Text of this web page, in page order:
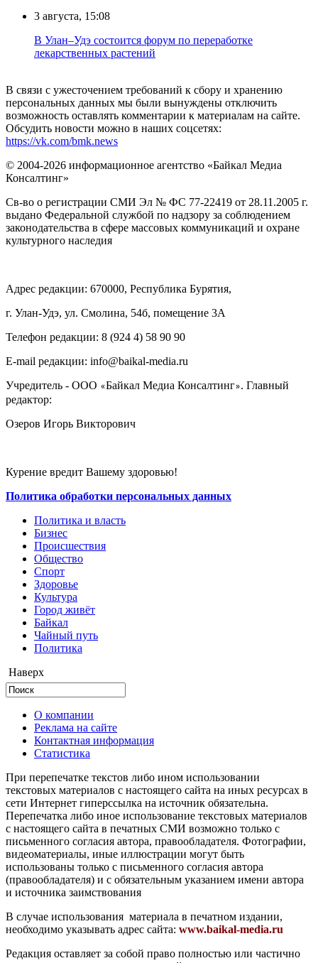
3 августа, 15:08
В Улан–Удэ состоится форум по переработке
лекарственных растений
В связи с ужесточением требований к сбору и хранению
персональных данных мы были вынуждены отключить
возможность оставлять комментарии к материалам на сайте.
Обсудить новости можно в наших соцсетях:
https://vk.com/bmk.news
© 2004-2026 информационное агентство «Байкал Медиа
Консалтинг»
Св-во о регистрации СМИ Эл № ФС 77-22419 от 28.11.2005 г.
выдано Федеральной службой по надзору за соблюдением
законодательства в сфере массовых коммуникаций и охране
культурного наследия
Адрес редакции: 670000, Республика Бурятия,
г. Улан-Удэ, ул. Смолина, 54б, помещение 3А
Телефон редакции: ‎‎8 (924 4) 58 90 90
E-mail редакции: info@baikal-media.ru
Учредитель - ООО «Байкал Медиа Консалтинг». Главный
редактор:
Озеров Игорь Викторович
Курение вредит Вашему здоровью!
Политика обработки персональных данных
Политика и власть
Бизнес
Происшествия
Общество
Cпорт
Здоровье
Культура
Город живёт
Байкал
Чайный путь
Политика
Наверх
О компании
Реклама на сайте
Контактная информация
Статистика
При перепечатке текстов либо ином использовании
текстовых материалов с настоящего сайта на иных ресурсах в
сети Интернет гиперссылка на источник обязательна.
Перепечатка либо иное использование текстовых материалов
с настоящего сайта в печатных СМИ возможно только с
письменного согласия автора, правообладателя. Фотографии,
видеоматериалы, иные иллюстрации могут быть
использованы только с письменного согласия автора
(правообладателя) и с обязательным указанием имени автора
и источника заимствования
В случае использования материала в печатном издании,
необходимо указывать адрес сайта: www.baikal-media.ru
Редакция оставляет за собой право полностью или частично